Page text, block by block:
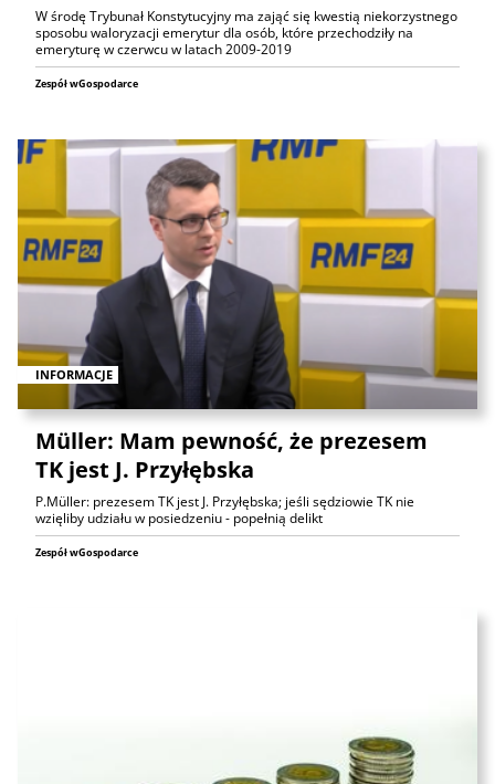
W środę Trybunał Konstytucyjny ma zająć się kwestią niekorzystnego
sposobu waloryzacji emerytur dla osób, które przechodziły na
emeryturę w czerwcu w latach 2009-2019
Zespół wGospodarce
INFORMACJE
Müller: Mam pewność, że prezesem
TK jest J. Przyłębska
P.Müller: prezesem TK jest J. Przyłębska; jeśli sędziowie TK nie
wzięliby udziału w posiedzeniu - popełnią delikt
Zespół wGospodarce